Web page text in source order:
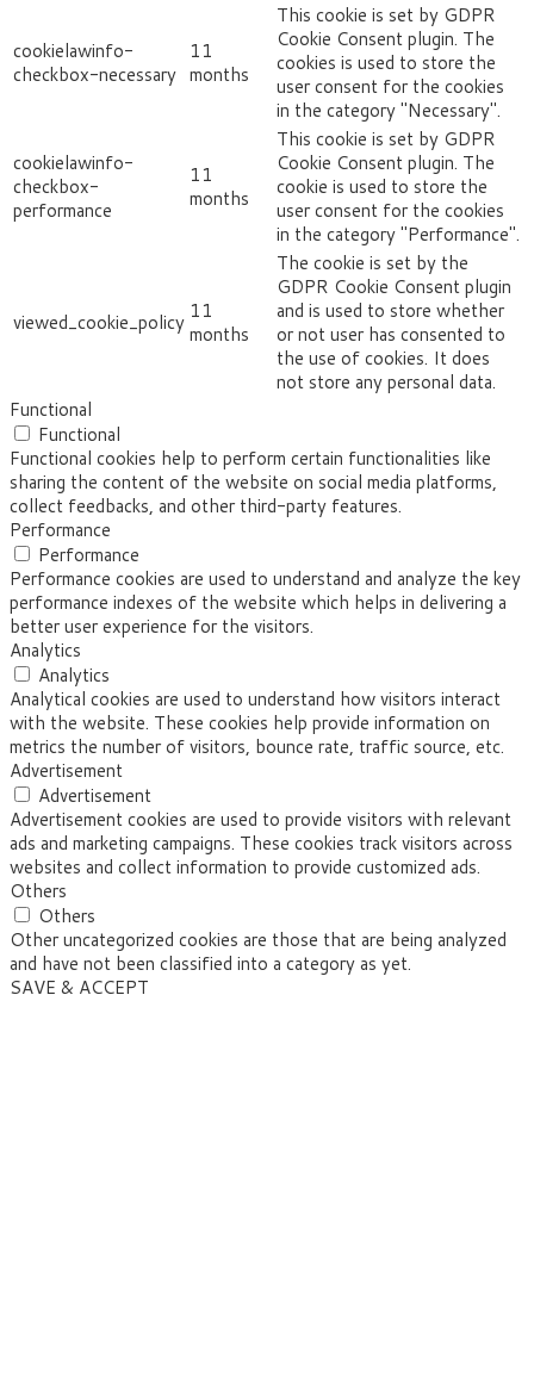
cookielawinfo-
checkbox-necessary
11
months
This cookie is set by GDPR
Cookie Consent plugin. The
cookies is used to store the
user consent for the cookies
in the category "Necessary".
cookielawinfo-
checkbox-
performance
11
months
This cookie is set by GDPR
Cookie Consent plugin. The
cookie is used to store the
user consent for the cookies
in the category "Performance".
viewed_cookie_policy 11
months
The cookie is set by the
GDPR Cookie Consent plugin
and is used to store whether
or not user has consented to
the use of cookies. It does
not store any personal data.
Functional
Functional
Functional cookies help to perform certain functionalities like
sharing the content of the website on social media platforms,
collect feedbacks, and other third-party features.
Performance
Performance
Performance cookies are used to understand and analyze the key
performance indexes of the website which helps in delivering a
better user experience for the visitors.
Analytics
Analytics
Analytical cookies are used to understand how visitors interact
with the website. These cookies help provide information on
metrics the number of visitors, bounce rate, traffic source, etc.
Advertisement
Advertisement
Advertisement cookies are used to provide visitors with relevant
ads and marketing campaigns. These cookies track visitors across
websites and collect information to provide customized ads.
Others
Others
Other uncategorized cookies are those that are being analyzed
and have not been classified into a category as yet.
SAVE & ACCEPT